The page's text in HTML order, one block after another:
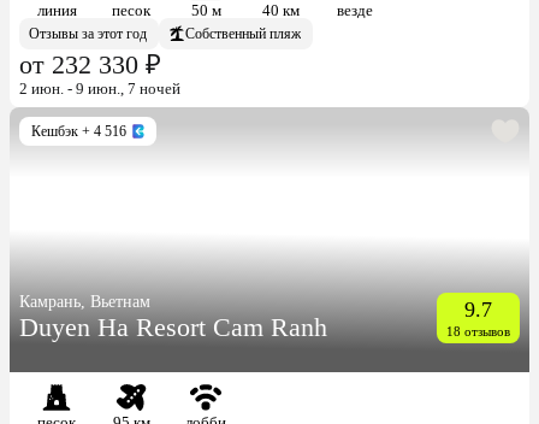
линия песок 50 м 40 км
везде
Отзывы за этот год
Собственный пляж
от 232 330 ₽
2 июн. - 9 июн., 7 ночей
Кешбэк + 4 516
Камрань, Вьетнам
Duyen Ha Resort Cam Ranh
9.7
18 отзывов